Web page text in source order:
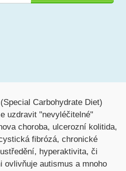
Carbohydrate Diet)
uzdravit "nevyléčitelné"
choroba, ulcerozní kolitida,
fibrózá, chronické
hyperaktivita, či
ovlivňuje autismus a mnoho